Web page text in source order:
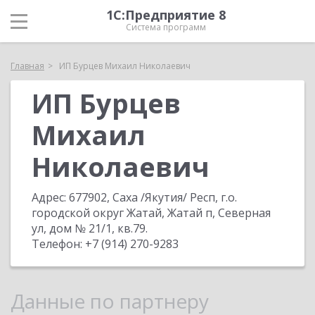
1С:Предприятие 8
Система программ
Главная ИП Бурцев Михаил Николаевич
ИП Бурцев
Михаил
Николаевич
Адрес: 677902, Саха /Якутия/ Респ, г.о.
городской округ Жатай, Жатай п, Северная
ул, дом № 21/1, кв.79.
Телефон: +7 (914) 270-9283
Данные по партнеру